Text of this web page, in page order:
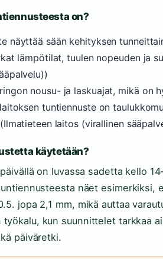
on?
näyttää sään kehityksen
lämpötilat, tuulen nopeuden ja
nousu- ja laskuajat, mikä on
tuntiennuste on
laitos (virallinen
käytetään?
on luvassa sadetta kello
näet esimerkiksi,
jopa 2,1 mm, mikä auttaa
työkalu, kun suunnittelet tarkkaa
päiväretki.